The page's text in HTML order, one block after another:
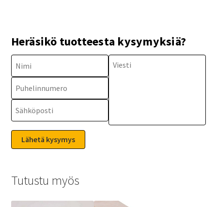
Heräsikö tuotteesta kysymyksiä?
Tutustu myös